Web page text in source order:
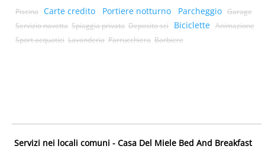
Piscina Carte credito Portiere notturno Parcheggio Garage
Servizio navetta Spiaggia privata Deposito sci Biciclette Animazione
Sport acquatici Lavanderia Parrucchiera Barbiere
Servizi nei locali comuni - Casa Del Miele Bed And Breakfast